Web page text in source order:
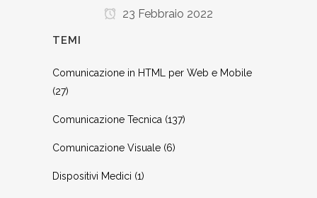
23 Febbraio 2022
TEMI
Comunicazione in HTML per Web e Mobile
(27)
Comunicazione Tecnica (137)
Comunicazione Visuale (6)
Dispositivi Medici (1)